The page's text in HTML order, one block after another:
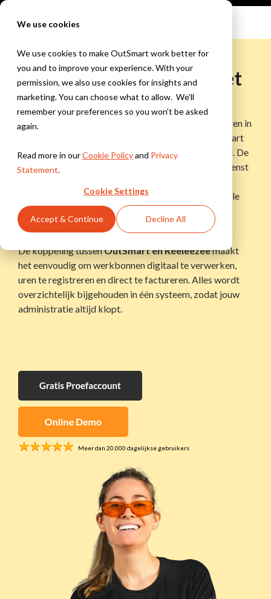
We use cookies
We use cookies to make OutSmart work better for
you and to improve your experience. With your
permission, we also use cookies for insights and
marketing. You can choose what to allow. We’ll
remember your preferences so you won’t be asked
again.
Read more in ourCookie Policyand Privacy
Statement.
Cookie Settings
Accept & Continue Decline All
Skip
content.
Oplossingen
Digitale werkbon
bij de hand
Houd altijd grip op
je planning
Offertes &
Facturen
Stuur offertes &
facturen
razendsnel en
volledig digitaal
projecten
Contracten
Contractbeheer
op z'n makkelijkst
Bekijk alle oplossingen
Branches
Installatietechniek &
&
onderhoudscontracten
voor installateurs
Bouw &
Onderhoud
werkbonnen &
urenregistratie
voor de bouw
Beveiliging
Bekijk alle branches
Integraties
Exact
Snelstart
AFAS
Moneybird
Yuki
Bekijk alle integraties
Kennis &
Inspiratie
Blogs
Nieuwsbrief
Kennisbank
Innovatie Hub
Reeleezee koppeling met
OutSmart
Wil je jouw werkbonnen direct omzetten naar facturen in
Reeleezee? Met de Reeleezee koppeling van OutSmart
automatiseer je jouw administratie en bespaar je tijd. De
integratie zorgt ervoor dat gegevens uit de buitendienst
Reeleezee-boekhouding. Zo werk je altijd met actuele
klant-, order- en factuurinformatie, zonder dubbele
invoer of fouten.
De koppeling tussenOutSmart en Reeleezeemaakt
het eenvoudig om werkbonnen digitaal te verwerken,
uren te registreren en direct te factureren. Alles wordt
overzichtelijk bijgehouden in één systeem, zodat jouw
administratie altijd klopt.
Meer dan 20.000 dagelijkse gebruikers